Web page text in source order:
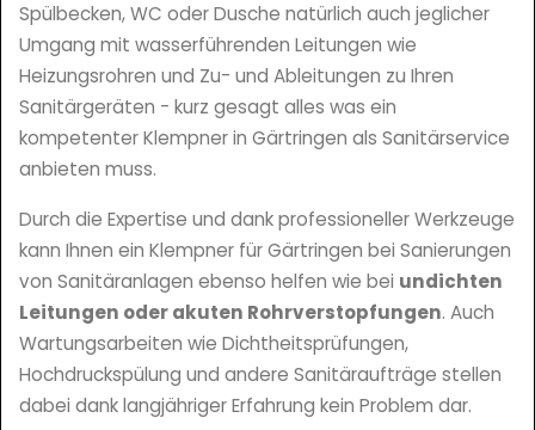
Spülbecken, WC oder Dusche natürlich auch jeglicher
Umgang mit wasserführenden Leitungen wie
Heizungsrohren und Zu- und Ableitungen zu Ihren
Sanitärgeräten - kurz gesagt alles was ein
kompetenter Klempner in Gärtringen als Sanitärservice
anbieten muss.
Durch die Expertise und dank professioneller Werkzeuge
kann Ihnen ein Klempner für Gärtringen bei Sanierungen
von Sanitäranlagen ebenso helfen wie bei undichten
Leitungen oder akuten Rohrverstopfungen. Auch
Wartungsarbeiten wie Dichtheitsprüfungen,
Hochdruckspülung und andere Sanitäraufträge stellen
dabei dank langjähriger Erfahrung kein Problem dar.